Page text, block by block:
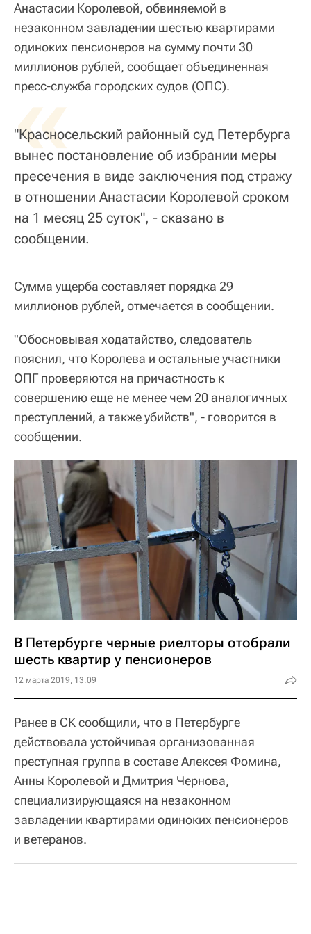
Анастасии Королевой, обвиняемой в
незаконном завладении шестью квартирами
одиноких пенсионеров на сумму почти 30
миллионов рублей, сообщает объединенная
пресс-служба городских судов (ОПС).
«
"Красносельский районный суд Петербурга
вынес постановление об избрании меры
пресечения в виде заключения под стражу
в отношении Анастасии Королевой сроком
на 1 месяц 25 суток", - сказано в
сообщении.
Сумма ущерба составляет порядка 29
миллионов рублей, отмечается в сообщении.
"Обосновывая ходатайство, следователь
пояснил, что Королева и остальные участники
ОПГ проверяются на причастность к
совершению еще не менее чем 20 аналогичных
преступлений, а также убийств", - говорится в
сообщении.
В Петербурге черные риелторы отобрали
шесть квартир у пенсионеров
12 марта 2019, 13:09
Ранее в СК сообщили, что в Петербурге
действовала устойчивая организованная
преступная группа в составе Алексея Фомина,
Анны Королевой и Дмитрия Чернова,
специализирующаяся на незаконном
завладении квартирами одиноких пенсионеров
и ветеранов.